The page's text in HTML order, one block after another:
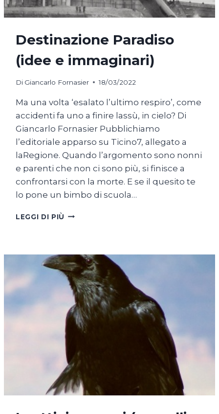
Destinazione Paradiso
(idee e immaginari)
Di Giancarlo Fornasier 18/03/2022
Ma una volta ‘esalato l’ultimo respiro’, come
accidenti fa uno a finire lassù, in cielo? Di
Giancarlo Fornasier Pubblichiamo
l’editoriale apparso su Ticino7, allegato a
laRegione. Quando l’argomento sono nonni
e parenti che non ci sono più, si finisce a
confrontarsi con la morte. E se il quesito te
lo pone un bimbo di scuola…
LEGGI DI PIÙ DESTINAZIONE
IMMAGINARI)